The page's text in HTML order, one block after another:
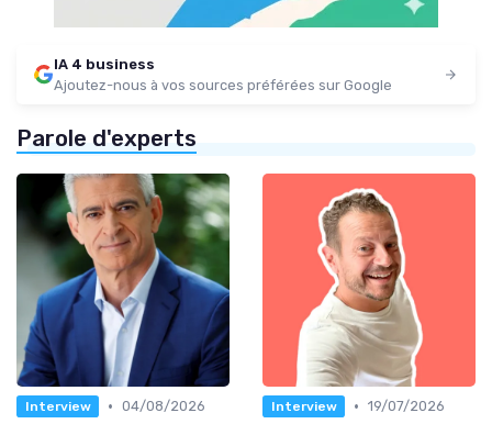
IA 4 business
Ajoutez-nous à vos sources préférées sur Google
Parole d'experts
Interview • 04/08/2026
Interview • 19/07/2026